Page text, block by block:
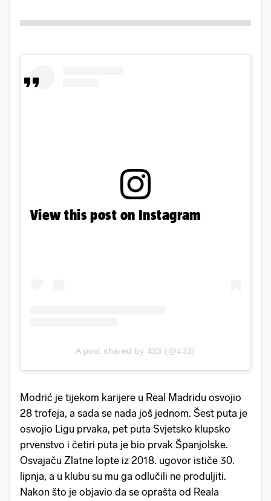
View this post on Instagram
A post shared by 433 (@433)
Modrić je tijekom karijere u Real Madridu osvojio
28 trofeja, a sada se nada još jednom. Šest puta je
osvojio Ligu prvaka, pet puta Svjetsko klupsko
prvenstvo i četiri puta je bio prvak Španjolske.
Osvajaču Zlatne lopte iz 2018. ugovor ističe 30.
lipnja, a u klubu su mu ga odlučili ne produljiti.
Nakon što je objavio da se oprašta od Reala